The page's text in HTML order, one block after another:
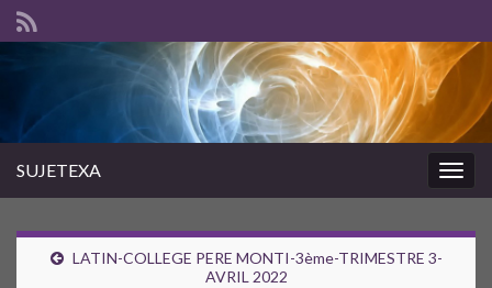
SUJETEXA
LATIN-COLLEGE PERE MONTI-3ème-TRIMESTRE 3-
AVRIL 2022